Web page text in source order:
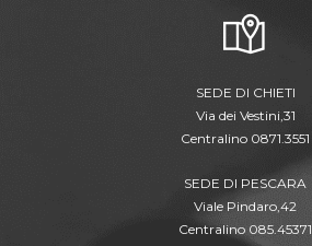
SEDE DI CHIETI
Via dei Vestini,31
Centralino 0871.3551
SEDE DI PESCARA
Viale Pindaro,42
Centralino 085.45371